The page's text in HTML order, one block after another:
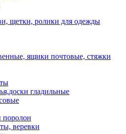
щетки, ролики для одежды
ящики почтовые, стяжки
гладильные
поролон
веревки